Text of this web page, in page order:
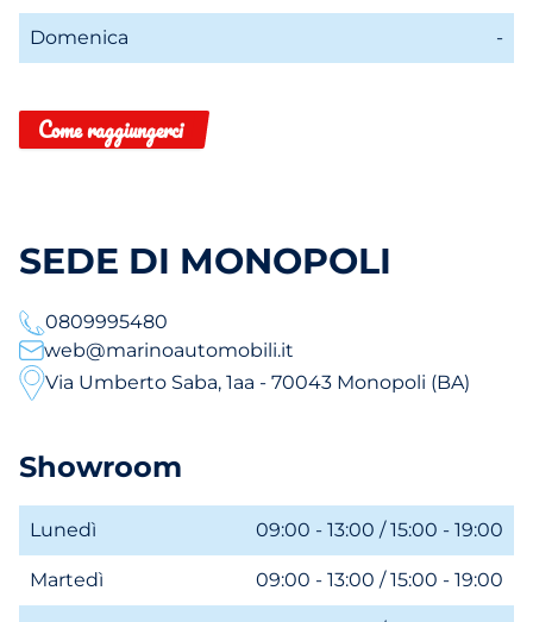
Domenica -
Come raggiungerci
SEDE DI MONOPOLI
0809995480
web@marinoautomobili.it
Via Umberto Saba, 1aa - 70043 Monopoli (BA)
Showroom
Lunedì 09:00 - 13:00 / 15:00 - 19:00
Martedì 09:00 - 13:00 / 15:00 - 19:00